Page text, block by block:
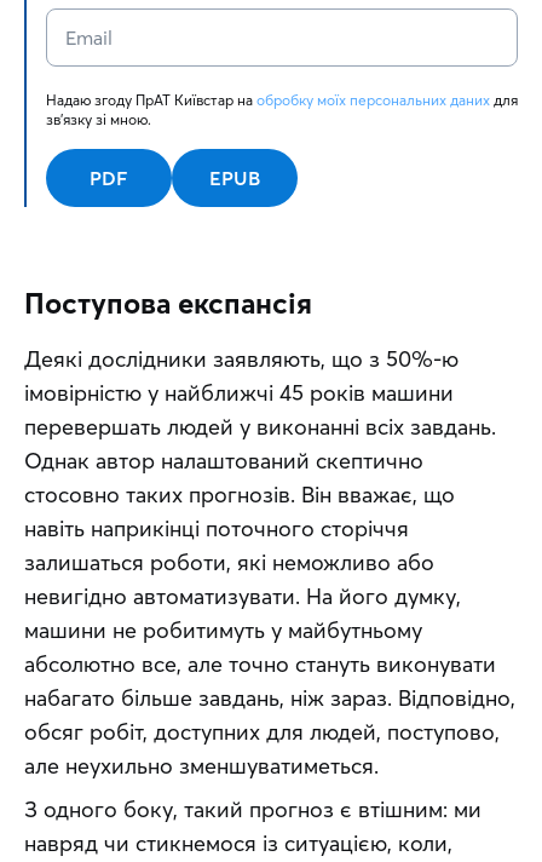
PDF EPUB
Надаю згоду ПрАТ Київстар на обробку моїх персональних даних для
зв'язку зі мною.
Поступова експансія
Деякі дослідники заявляють, що з 50%-ю
імовірністю у найближчі 45 років машини
перевершать людей у виконанні всіх завдань.
Однак автор налаштований скептично
стосовно таких прогнозів. Він вважає, що
навіть наприкінці поточного сторіччя
залишаться роботи, які неможливо або
невигідно автоматизувати. На його думку,
машини не робитимуть у майбутньому
абсолютно все, але точно стануть виконувати
набагато більше завдань, ніж зараз. Відповідно,
обсяг робіт, доступних для людей, поступово,
але неухильно зменшуватиметься.
З одного боку, такий прогноз є втішним: ми
навряд чи стикнемося із ситуацією, коли,